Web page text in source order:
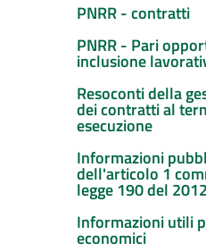
PNRR - contratti
PNRR - Pari
inclusione
Resoconti della
dei contratti al
esecuzione
Informazioni
dell'articolo 1
legge 190 del 2012
Informazioni utili
economici